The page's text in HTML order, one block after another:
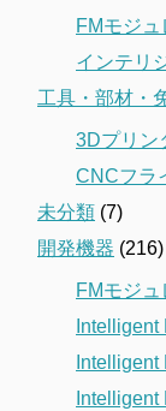
FMモジュ
インテリ
工具・部材・
3Dプリン
CNCフラ
未分類 (7)
開発機器 (216)
FMモジュ